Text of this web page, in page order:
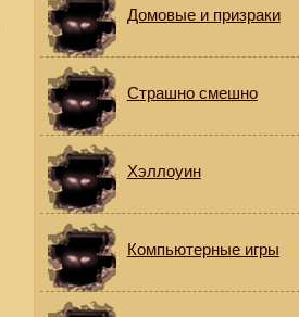
Домовые и призраки
Страшно смешно
Хэллоуин
Компьютерные игры